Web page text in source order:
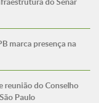
marca presença na
reunião do Conselho
Paulo